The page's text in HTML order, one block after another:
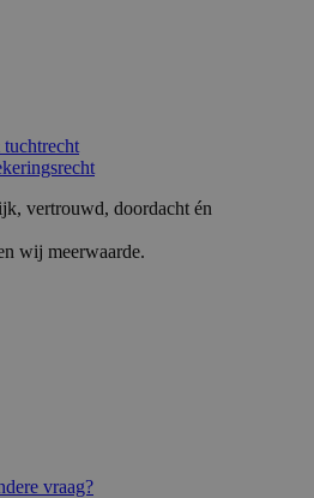
vertrouwd, doordacht én
wij meerwaarde.
vraag?